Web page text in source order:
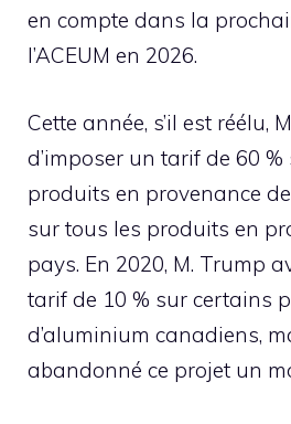
en compte dans la
l’ACEUM en 2026.
Cette année, s’il est réélu,
d’imposer un tarif de 60
produits en provenance
sur tous les produits en
pays. En 2020, M. Trump
tarif de 10 % sur certains
d’aluminium canadiens,
abandonné ce projet un